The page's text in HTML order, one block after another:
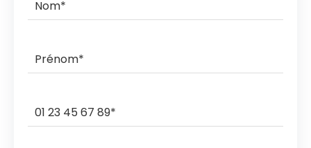
commande.
Les ramasses nocturnes sont également possibles
avec des coûts supplémentaires.